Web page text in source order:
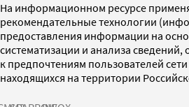
На информационном ресурсе
рекомендательные технологии
предоставления информации на
систематизации и анализа сведений,
к предпочтениям пользователей
находящихся на территории